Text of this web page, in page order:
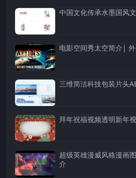
中国文化传承水墨国风
电影空间秀太空简介|
三维简洁科技包装片头
拜年祝福视频透明新年
超级英雄漫威风格漫画
介